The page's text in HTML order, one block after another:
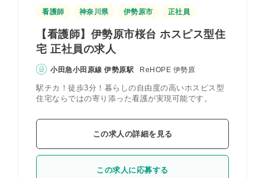
看護師 神奈川県 伊勢原市 正社員
【看護師】伊勢原市桜台 ホスピス型住
宅 正社員の求人
小田急小田原線 伊勢原駅 ReHOPE 伊勢原
駅チカ！徒歩3分！暮らしの自由度の高いホスピス型
住宅ならではの寄り添った看護が実現可能です。
この求人の詳細を見る
この求人に応募する